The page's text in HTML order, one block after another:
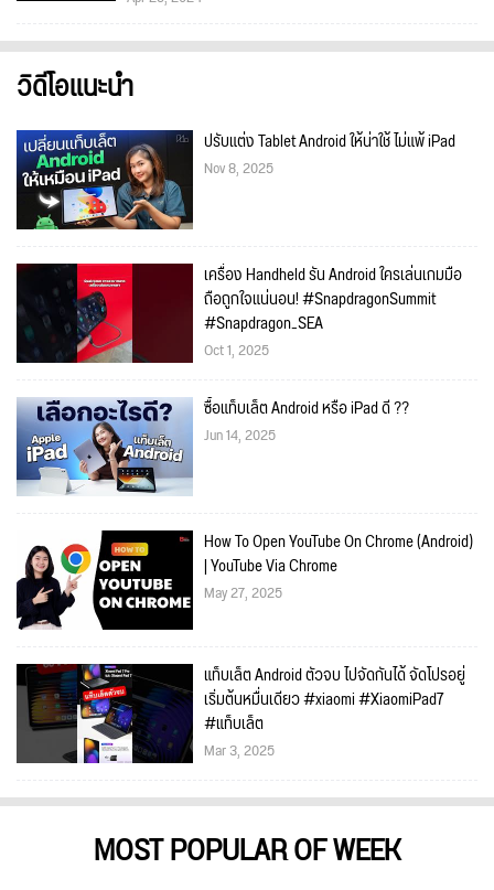
วิดีโอแนะนำ
ปรับแต่ง Tablet Android ให้น่าใช้ ไม่แพ้ iPad
Nov 8, 2025
เครื่อง Handheld รัน Android ใครเล่นเกมมือ
ถือถูกใจแน่นอน! #SnapdragonSummit
#Snapdragon_SEA
Oct 1, 2025
ซื้อแท็บเล็ต Android หรือ iPad ดี ??
Jun 14, 2025
How To Open YouTube On Chrome (Android)
| YouTube Via Chrome
May 27, 2025
แท็บเล็ต Android ตัวจบ ไปจัดกันได้ จัดโปรอยู่
เริ่มต้นหมื่นเดียว #xiaomi #XiaomiPad7
#แท็บเล็ต
Mar 3, 2025
MOST POPULAR OF WEEK